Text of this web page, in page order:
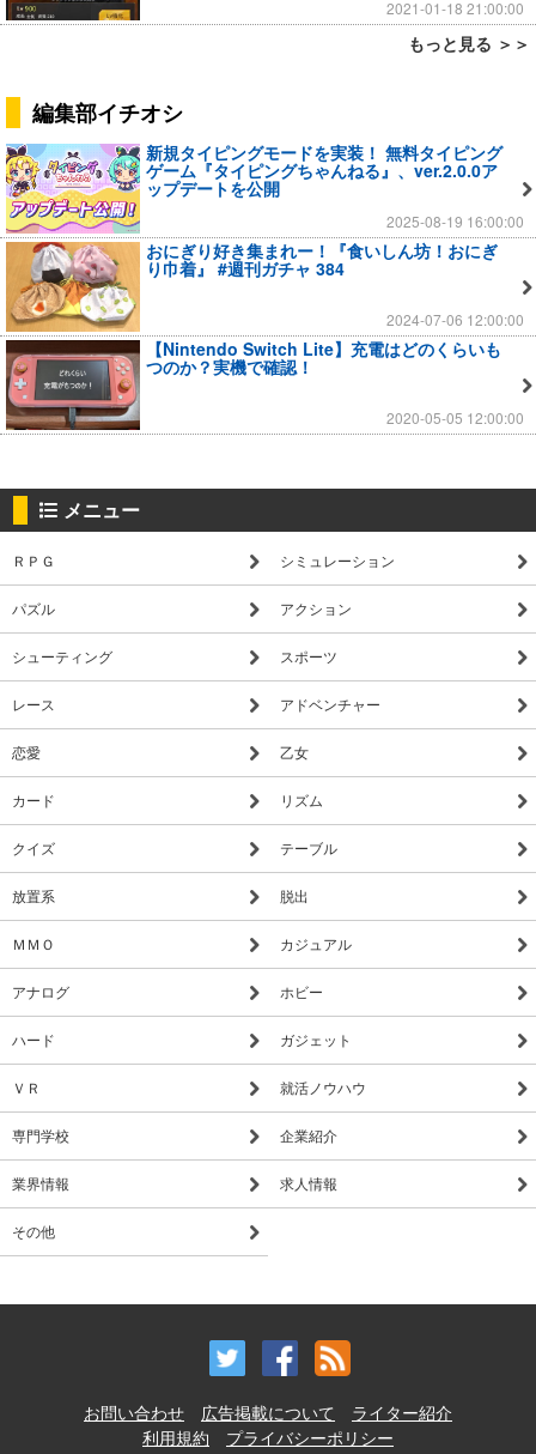
2021-01-18 21:00:00
もっと見る ＞＞
編集部イチオシ
新規タイピングモードを実装！ 無料タイピング
ゲーム『タイピングちゃんねる』、ver.2.0.0ア
ップデートを公開
2025-08-19 16:00:00
おにぎり好き集まれー！『食いしん坊！おにぎ
り巾着』 #週刊ガチャ 384
2024-07-06 12:00:00
【Nintendo Switch Lite】充電はどのくらいも
つのか？実機で確認！
2020-05-05 12:00:00
メニュー
ＲＰＧ シミュレーション
パズル アクション
シューティング スポーツ
レース アドベンチャー
恋愛 乙女
カード リズム
クイズ テーブル
放置系 脱出
ＭＭＯ カジュアル
アナログ ホビー
ハード ガジェット
ＶＲ 就活ノウハウ
専門学校 企業紹介
業界情報 求人情報
その他
お問い合わせ 広告掲載について
ライター紹介
利用規約
プライバシーポリシー